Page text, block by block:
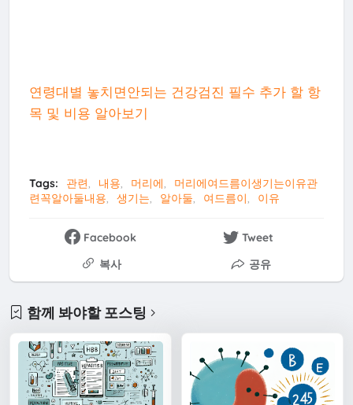
연령대별 놓치면안되는 건강검진 필수 추가 할 항
목 및 비용 알아보기
Tags: 관련 내용 머리에
머리에여드름이생기는이유관
련꼭알아둘내용
생기는 알아둘 여드름이 이유
Facebook
Tweet
복사
공유
함께 봐야할 포스팅